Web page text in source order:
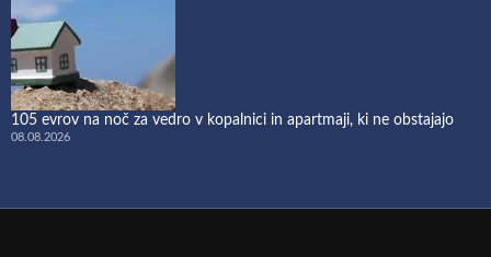
105 evrov na noč za vedro v kopalnici in apartmaji, ki ne obstajajo
08.08.2026